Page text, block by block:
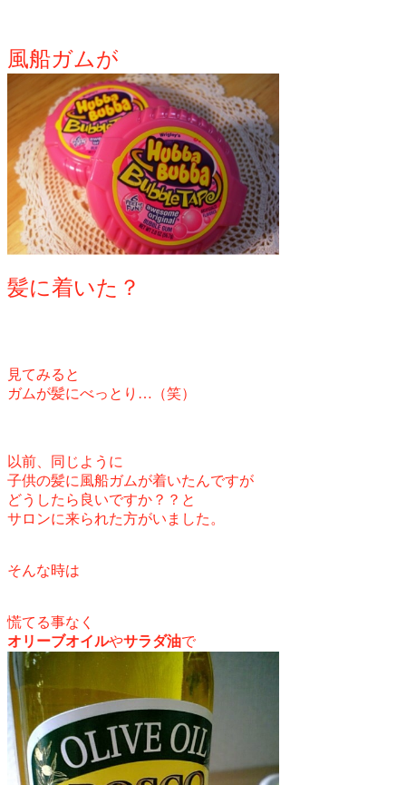
風船ガムが
髪に着いた？
見てみると
ガムが髪にべっとり…（笑）
以前、
同じように
子供の髪に風船ガムが着いたんですが
どうしたら良いですか？？と
サロンに来られた方がいました。
そんな時は
慌てる事なく
オリーブオイルやサラダ油で